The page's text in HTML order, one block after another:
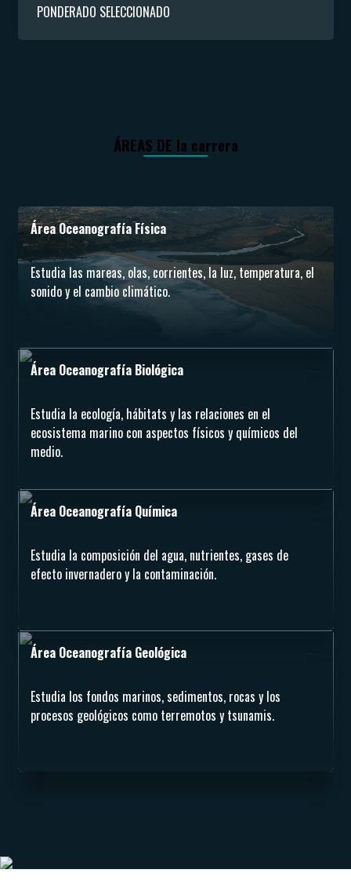
PONDERADO SELECCIONADO
ÁREAS DE la carrera
Área Oceanografía Física
Estudia las mareas, olas, corrientes, la luz, temperatura, el
sonido y el cambio climático.
Área Oceanografía Biológica
Estudia la ecología, hábitats y las relaciones en el
ecosistema marino con aspectos físicos y químicos del
medio.
Área Oceanografía Química
Estudia la composición del agua, nutrientes, gases de
efecto invernadero y la contaminación.
Área Oceanografía Geológica
Estudia los fondos marinos, sedimentos, rocas y los
procesos geológicos como terremotos y tsunamis.